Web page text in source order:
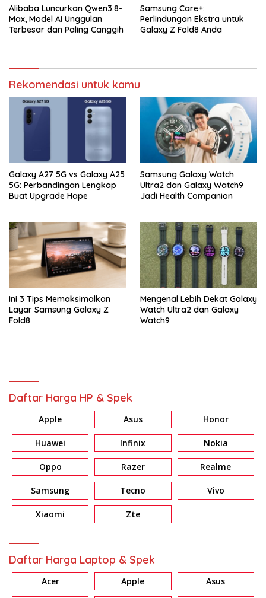
Alibaba Luncurkan Qwen3.8-
Max, Model AI Unggulan
Terbesar dan Paling Canggih
Samsung Care+:
Perlindungan Ekstra untuk
Galaxy Z Fold8 Anda
Rekomendasi untuk kamu
Galaxy A27 5G vs Galaxy A25
5G: Perbandingan Lengkap
Buat Upgrade Hape
Samsung Galaxy Watch
Ultra2 dan Galaxy Watch9
Jadi Health Companion
Ini 3 Tips Memaksimalkan
Layar Samsung Galaxy Z
Fold8
Mengenal Lebih Dekat Galaxy
Watch Ultra2 dan Galaxy
Watch9
Daftar Harga HP & Spek
Apple Asus Honor
Huawei Infinix Nokia
Oppo Razer Realme
Samsung Tecno Vivo
Xiaomi Zte
Daftar Harga Laptop & Spek
Acer Apple Asus